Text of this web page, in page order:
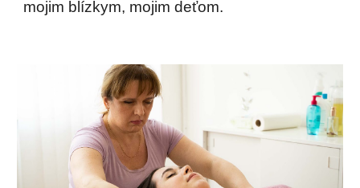
mojim blízkym, mojim deťom.